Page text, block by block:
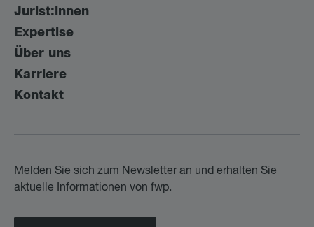
Jurist:innen
Expertise
Über uns
Karriere
Kontakt
Melden Sie sich zum Newsletter an und erhalten Sie
aktuelle Informationen von fwp.